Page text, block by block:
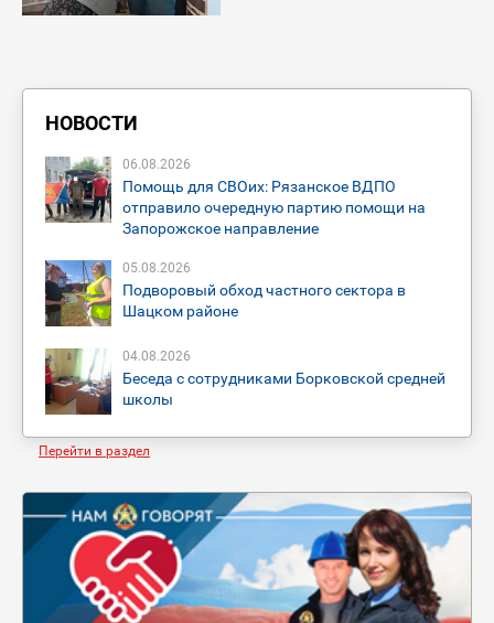
НОВОСТИ
06.08.2026
Помощь для СВОих: Рязанское ВДПО
отправило очередную партию помощи на
Запорожское направление
05.08.2026
Подворовый обход частного сектора в
Шацком районе
04.08.2026
Беседа с сотрудниками Борковской средней
школы
Перейти в раздел